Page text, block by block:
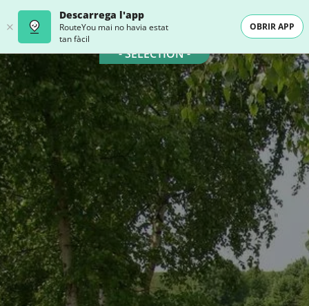
Descarrega l'app
RouteYou mai no havia estat
tan fàcil
OBRIR APP
- SELECTION -